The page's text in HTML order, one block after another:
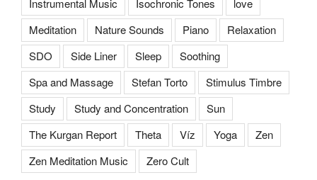
Instrumental Music Isochronic Tones
love
Meditation
Nature Sounds Piano
Relaxation
SDO
Side Liner Sleep
Soothing
Spa and Massage
Stefan Torto
Stimulus Timbre
Study
Study and Concentration
Sun
The Kurgan Report
Theta Víz Yoga
Zen
Zen Meditation Music
Zero Cult